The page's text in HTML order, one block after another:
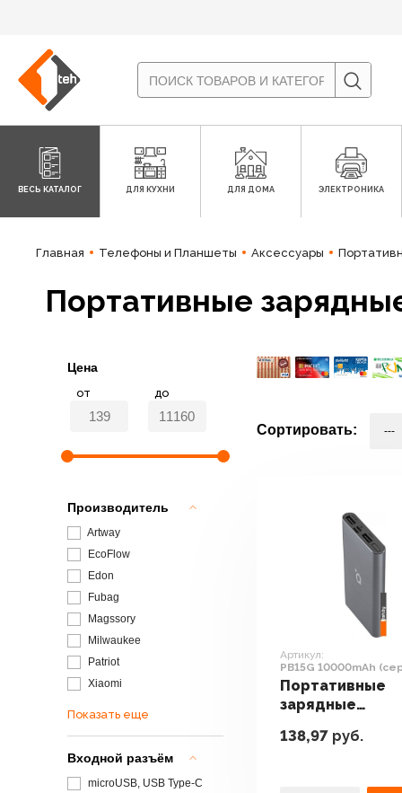
ВЕСЬ КАТАЛОГ ДЛЯ КУХНИ ДЛЯ ДОМА ЭЛЕКТРОНИКА
Главная Телефоны и Планшеты Аксессуары
Портативные
Цена
от до
Производитель
Artway
EcoFlow
Edon
Fubag
Magssory
Milwaukee
Patriot
Xiaomi
Показать еще
Входной разъём
microUSB, USB Type-C
Сортировать:
Артикул:
PB15G 10000mAh
космос)
Портативные
зарядные
PB15G 10000mAh
138,97 руб.